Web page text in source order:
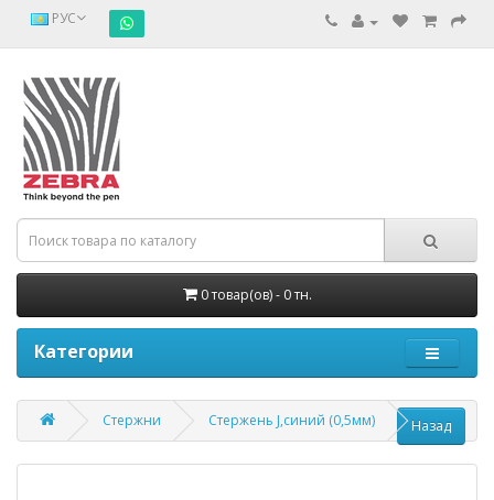
РУС
0 товар(ов) - 0 тн.
Категории
Стержни Стержень J,синий (0,5мм)